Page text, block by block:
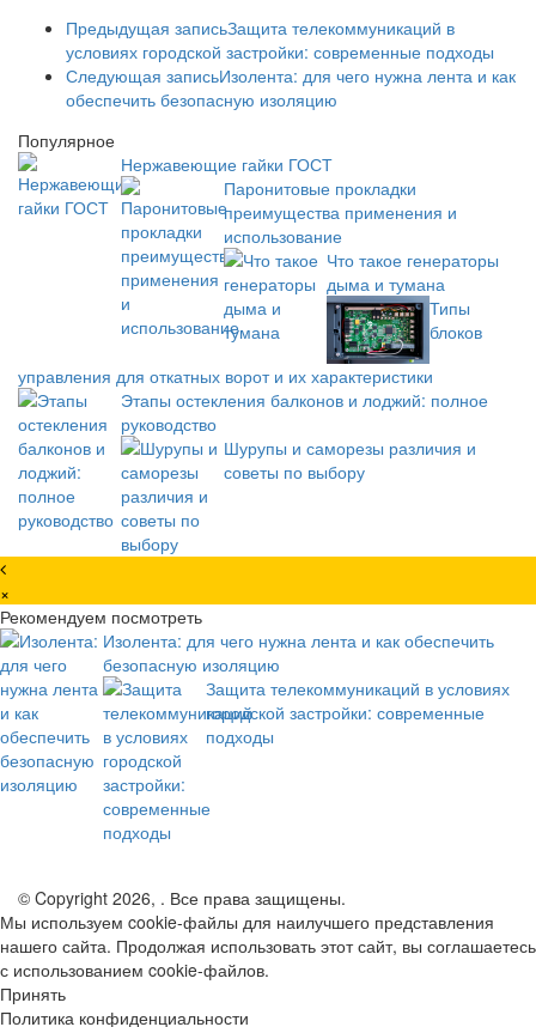
Предыдущая записьЗащита телекоммуникаций в
условиях городской застройки: современные подходы
Следующая записьИзолента: для чего нужна лента и как
обеспечить безопасную изоляцию
Популярное
Нержавеющие гайки ГОСТ
Паронитовые прокладки
преимущества применения и
использование
Что такое генераторы
дыма и тумана
Типы
блоков
управления для откатных ворот и их характеристики
Этапы остекления балконов и лоджий: полное
руководство
Шурупы и саморезы различия и
советы по выбору
×
Рекомендуем посмотреть
Изолента: для чего нужна лента и как обеспечить
безопасную изоляцию
Защита телекоммуникаций в условиях
городской застройки: современные
подходы
© Copyright 2026, . Все права защищены.
Мы используем cookie-файлы для наилучшего представления
нашего сайта. Продолжая использовать этот сайт, вы соглашаетесь
с использованием cookie-файлов.
Принять
Политика конфиденциальности